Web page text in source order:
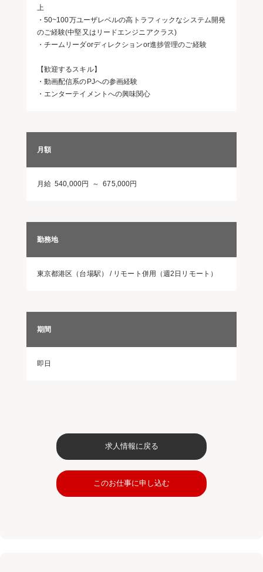
上
・50~100万ユーザレベルの高トラフィックなシステム開発
のご経験(中堅又はリードエンジニアクラス)
・チームリーダorディレクションor進捗管理のご経験
【歓迎するスキル】
・動画配信系のPJへの参画経験
・エンターテイメントへの興味関心
月額
月給 540,000円 ～ 675,000円
勤務地
東京都港区（台場駅） / リモート併用（週2日リモート）
期間
即日
求人情報に戻る
このお仕事に申し込む